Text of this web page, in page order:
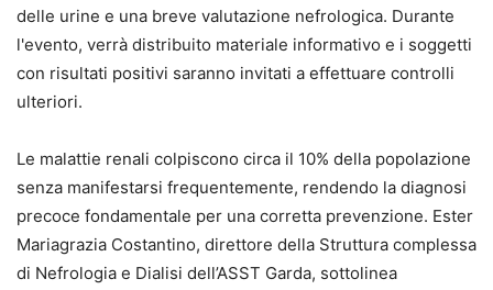
delle urine e una breve valutazione nefrologica. Durante
l'evento, verrà distribuito materiale informativo e i soggetti
con risultati positivi saranno invitati a effettuare controlli
ulteriori.
Le malattie renali colpiscono circa il 10% della popolazione
senza manifestarsi frequentemente, rendendo la diagnosi
precoce fondamentale per una corretta prevenzione. Ester
Mariagrazia Costantino, direttore della Struttura complessa
di Nefrologia e Dialisi dell’ASST Garda, sottolinea